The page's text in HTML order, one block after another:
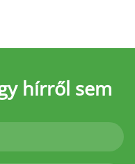
hírről sem